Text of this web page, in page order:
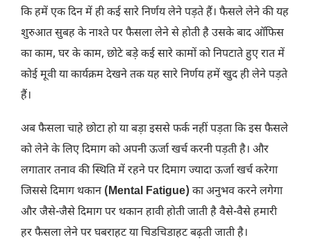
कि हमें एक दिन में ही कई सारे निर्णय लेने पड़ते हैं। फैसले लेने की यह
शुरुआत सुबह के नाश्ते पर फैसला लेने से होती है उसके बाद ऑफिस
का काम, घर के काम, छोटे बड़े कई सारे कामों को निपटाते हुए रात में
कोई मूवी या कार्यक्रम देखने तक यह सारे निर्णय हमें खुद ही लेने पड़ते
हैं।
अब फैसला चाहे छोटा हो या बड़ा इससे फर्क नहीं पड़ता कि इस फैसले
को लेने के लिए दिमाग को अपनी ऊर्जा खर्च करनी पड़ती है। और
लगातार तनाव की स्थिति में रहने पर दिमाग ज्यादा ऊर्जा खर्च करेगा
जिससे दिमाग थकान (Mental Fatigue) का अनुभव करने लगेगा
और जैसे-जैसे दिमाग पर थकान हावी होती जाती है वैसे-वैसे हमारी
हर फैसला लेने पर घबराहट या चिडचिडाहट बढ़ती जाती है।